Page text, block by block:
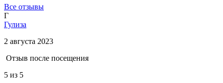
Все отзывы
Г
Гулиза
2 августа 2023
Отзыв после посещения
5 из 5